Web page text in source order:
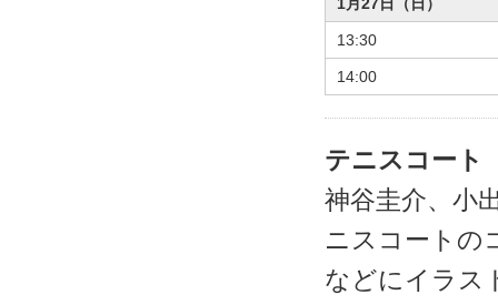
13:30
14:00
テニスコート
神谷圭介、小
ニスコートの
などにイラス